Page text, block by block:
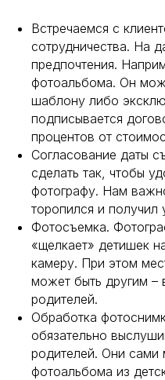
Встречаемся с
сотрудничества. На
предпочтения.
фотоальбома. Он
шаблону либо
подписывается
процентов от
Согласование даты
сделать так, чтобы
фотографу. Нам
торопился и получил
Фотосъемка.
«щелкает» детишек
камеру. При этом
может быть другим –
родителей.
Обработка
обязательно
родителей. Они сами
фотоальбома из